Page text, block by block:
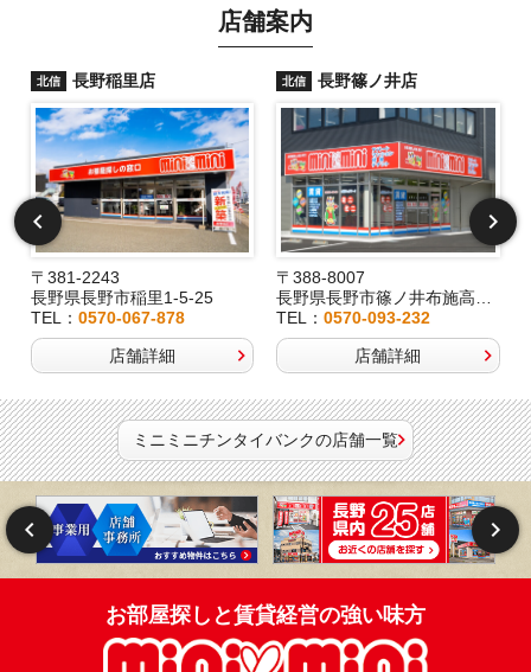
店舗案内
北信 長野稲里店
〒381-2243
長野県長野市稲里1-5-25
TEL：0570-067-878
店舗詳細
北信 長野篠ノ井店
〒388-8007
長野県長野市篠ノ井布施高田407-8
TEL：0570-093-232
店舗詳細
ミニミニチンタイバンクの店舗一覧
お部屋探しと賃貸経営の強い味方